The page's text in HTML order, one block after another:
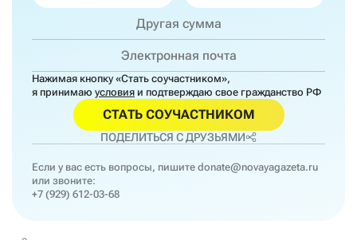
Нажимая кнопку «Стать соучастником»,
я принимаю условия и подтверждаю свое гражданство РФ
СТАТЬ СОУЧАСТНИКОМ
ПОДЕЛИТЬСЯ С ДРУЗЬЯМИ
Если у вас есть вопросы, пишите donate@novayagazeta.ru
или звоните:
+7 (929) 612-03-68